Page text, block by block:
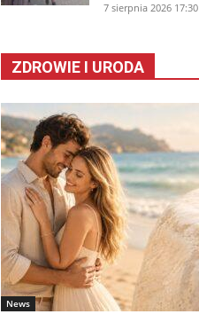
7 sierpnia 2026 17:30
ZDROWIE I URODA
News